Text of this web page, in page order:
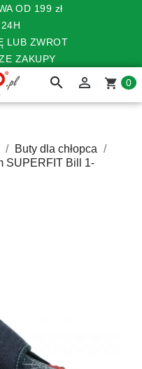
OD 199 zł
LUB ZWROT
ZAKUPY
search  shopping_cart 0
Buty dla chłopca
SUPERFIT Bill 1-